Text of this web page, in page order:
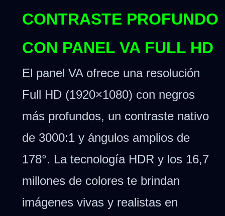
CONTRASTE PROFUNDO
CON PANEL VA FULL HD
El panel VA ofrece una resolución
Full HD (1920×1080) con negros
más profundos, un contraste nativo
de 3000:1 y ángulos amplios de
178°. La tecnología HDR y los 16,7
millones de colores te brindan
imágenes vivas y realistas en